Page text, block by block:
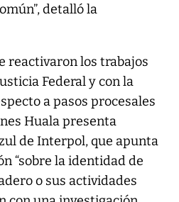
detalló la
reactivaron los trabajos
Federal y con la
a pasos procesales
Huala presenta
de Interpol, que apunta
“sobre la identidad de
o sus actividades